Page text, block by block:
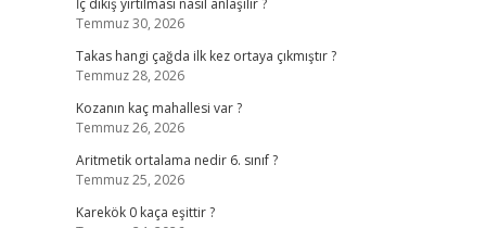
İç dikiş yırtılması nasıl anlaşılır ?
Temmuz 30, 2026
Takas hangi çağda ilk kez ortaya çıkmıştır ?
Temmuz 28, 2026
Kozanın kaç mahallesi var ?
Temmuz 26, 2026
Aritmetik ortalama nedir 6. sınıf ?
Temmuz 25, 2026
Karekök 0 kaça eşittir ?